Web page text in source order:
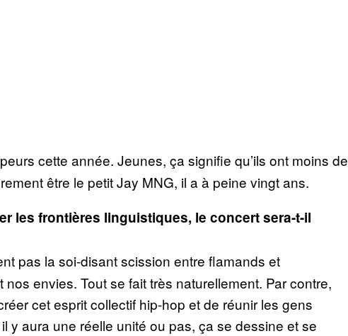
cette année. Jeunes, ça signifie qu’ils ont moins de
être le petit Jay MNG, il a à peine vingt ans.
les frontières linguistiques, le concert sera-t-il
pas la soi-disant scission entre flamands et
envies. Tout se fait très naturellement. Par contre,
cet esprit collectif hip-hop et de réunir les gens
y aura une réelle unité ou pas, ça se dessine et se